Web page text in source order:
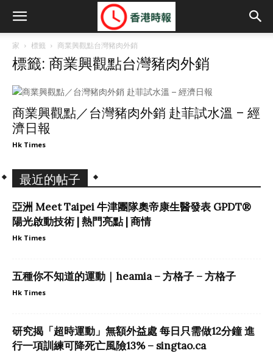
家 標籤 商業興觀點台灣豬肉外銷
標籤: 商業興觀點台灣豬肉外銷
商業興觀點／台灣豬肉外銷 赴菲試水溫 – 經
濟日報
Hk Times
最近的帖子
亞洲 Meet Taipei 牛津團隊奧帝康生醫發表 GPDT®
陽光啟動技術 | 熱門亮點 | 商情
Hk Times
五種你不知道的運動｜heamia – 方格子 – 方格子
Hk Times
研究揭「超時運動」無額外益處 每日只需做12分鐘 進
行一項訓練可降死亡風險13% – singtao.ca